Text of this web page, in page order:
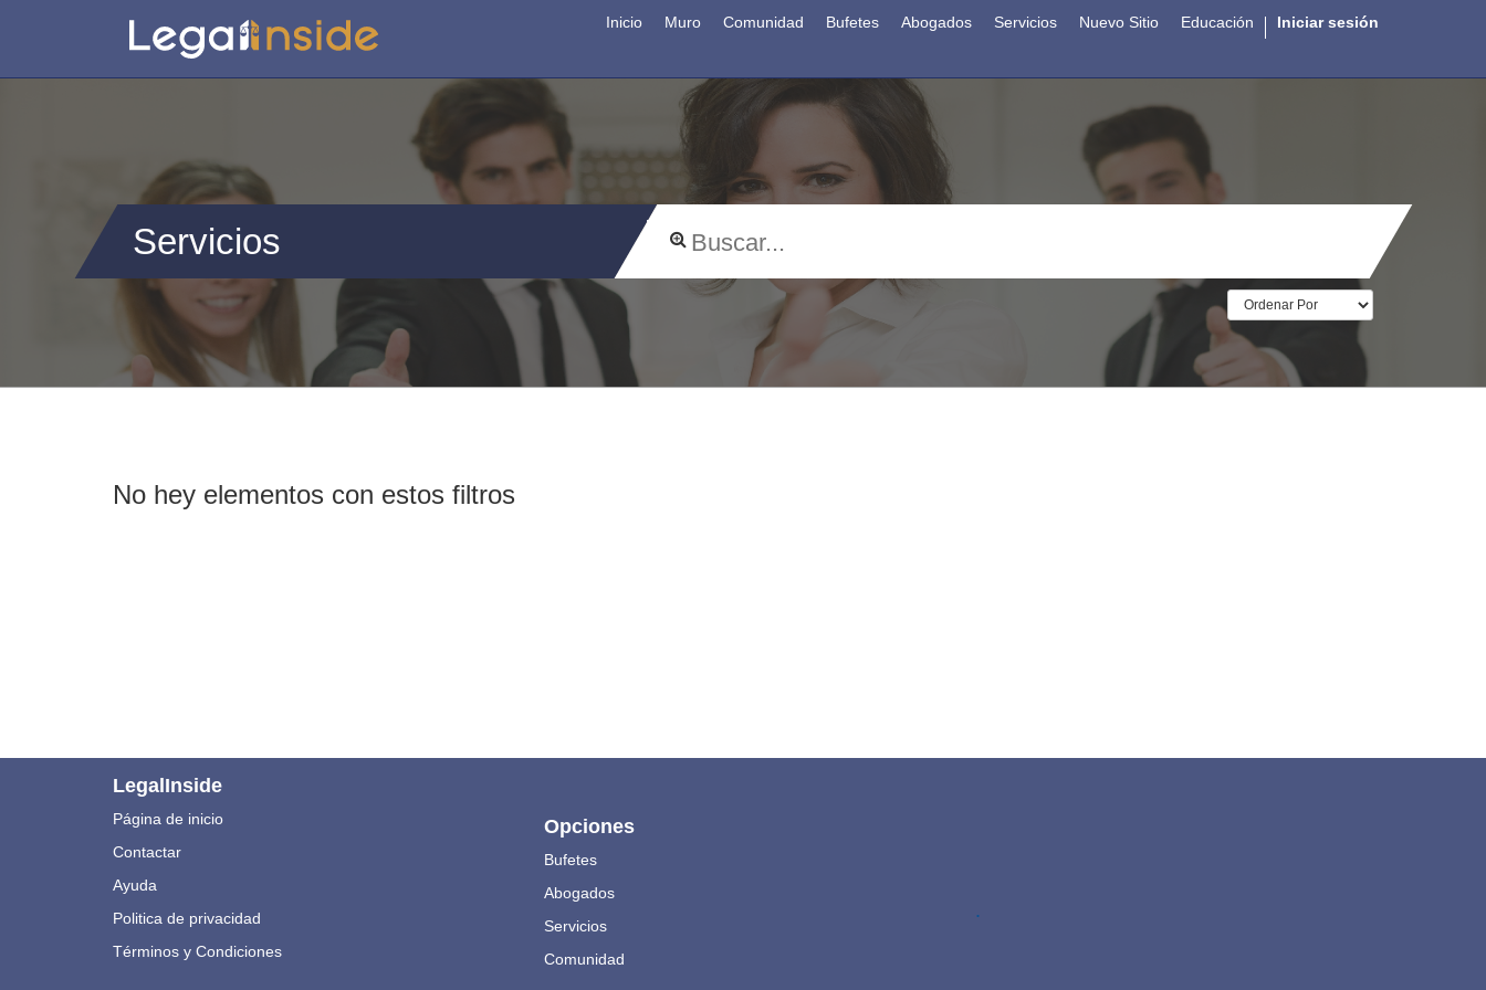
Inicio Muro Comunidad Bufetes Abogados Servicios Nuevo Sitio Educación Iniciar sesión
Servicios
No hey elementos con estos filtros
LegalInside
Página de inicio
Contactar
Ayuda
Politica de privacidad
Términos y Condiciones
Opciones
Bufetes
Abogados
Servicios
Comunidad
.